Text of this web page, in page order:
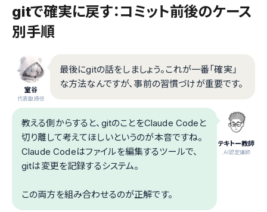
gitで確実に戻す：コミット前後のケース
別手順
室谷
代表取締役
最後にgitの話をしましょう。これが一番「確実」
な方法なんですが、事前の習慣づけが重要です。
テキトー教師
.AI認定講師
教える側からすると、gitのことをClaude Codeと
切り離して考えてほしいというのが本音ですね。
Claude Codeはファイルを編集するツールで、
gitは変更を記録するシステム。
この両方を組み合わせるのが正解です。